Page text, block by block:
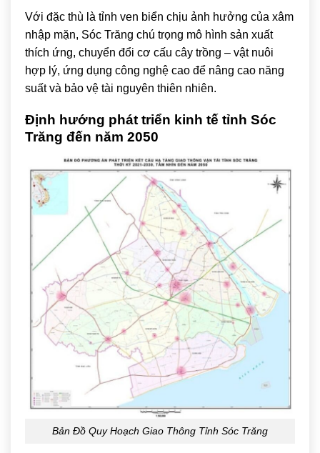
Với đặc thù là tỉnh ven biển chịu ảnh hưởng của xâm
nhập mặn, Sóc Trăng chú trọng mô hình sản xuất
thích ứng, chuyển đổi cơ cấu cây trồng – vật nuôi
hợp lý, ứng dụng công nghệ cao để nâng cao năng
suất và bảo vệ tài nguyên thiên nhiên.
Định hướng phát triển kinh tế tỉnh Sóc
Trăng đến năm 2050
Bản Đồ Quy Hoạch Giao Thông Tỉnh Sóc Trăng